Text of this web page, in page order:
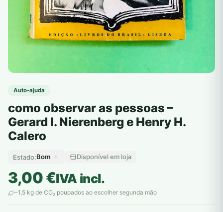
Auto-ajuda
como observar as pessoas –
Gerard I. Nierenberg e Henry H.
Calero
Estado:Bom Disponível em loja
3,00€IVA incl.
~1,5 kg de CO2 poupados ao escolher segunda mão